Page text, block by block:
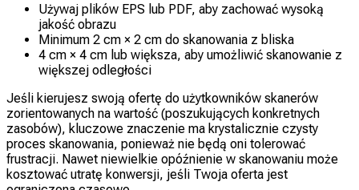
Używaj plików EPS lub PDF, aby zachować wysoką
jakość obrazu
Minimum 2 cm × 2 cm do skanowania z bliska
4 cm × 4 cm lub większa, aby umożliwić skanowanie z
większej odległości
Jeśli kierujesz swoją ofertę do użytkowników skanerów
zorientowanych na wartość (poszukujących konkretnych
zasobów), kluczowe znaczenie ma krystalicznie czysty
proces skanowania, ponieważ nie będą oni tolerować
frustracji. Nawet niewielkie opóźnienie w skanowaniu może
kosztować utratę konwersji, jeśli Twoja oferta jest